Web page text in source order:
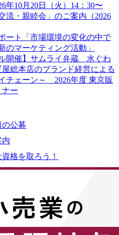
10月20日（火）14：30〜
流・親睦会」のご案内（2026
ート「市場環境の変化の中で
のマーケティング活動」
ル開催】サムライ弁蔵 水ぐわ
総本店のブランド経営による
チェーン～ 2026年度 東京販
ナー